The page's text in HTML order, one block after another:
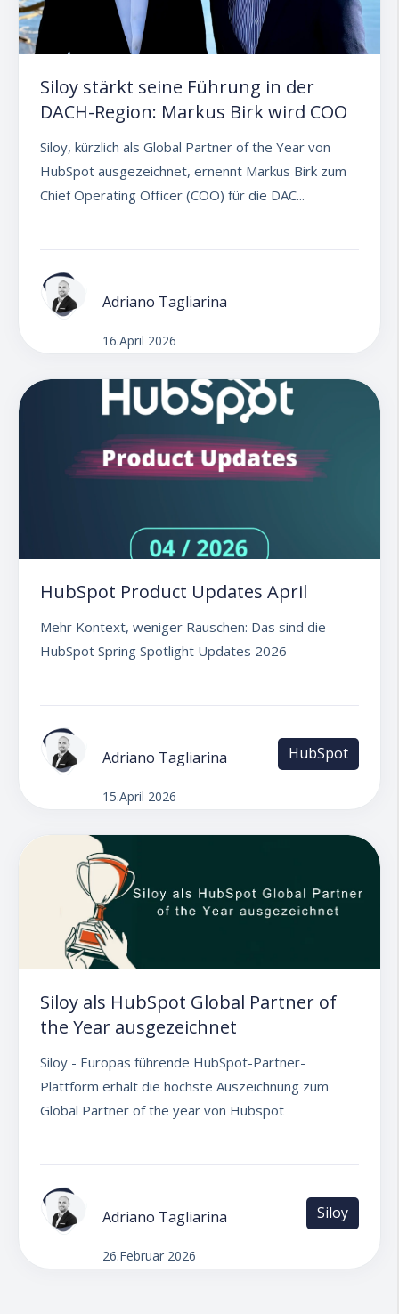
Siloy stärkt seine Führung in der
DACH-Region: Markus Birk wird COO
Siloy, kürzlich als Global Partner of the Year von
HubSpot ausgezeichnet, ernennt Markus Birk zum
Chief Operating Officer (COO) für die DAC...
Adriano Tagliarina
16.April 2026
HubSpot Product Updates April
Mehr Kontext, weniger Rauschen: Das sind die
HubSpot Spring Spotlight Updates 2026
Adriano Tagliarina
15.April 2026
HubSpot
Siloy als HubSpot Global Partner of
the Year ausgezeichnet
Siloy - Europas führende HubSpot-Partner-
Plattform erhält die höchste Auszeichnung zum
Global Partner of the year von Hubspot
Adriano Tagliarina
26.Februar 2026
Siloy